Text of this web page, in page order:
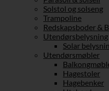
Solstol og solseng
Trampoline
Redskapsboder &
Utendørsbelysning
Solar
Utendørsmøbler
Hagestoler
Hagebenker